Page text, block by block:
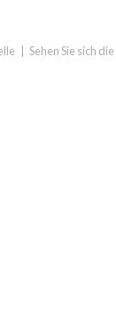
Sehen Sie sich